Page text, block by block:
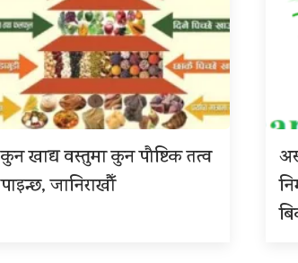
कुन खाद्य वस्तुमा कुन पौष्टिक तत्व
पाइन्छ, जानिराखौँ